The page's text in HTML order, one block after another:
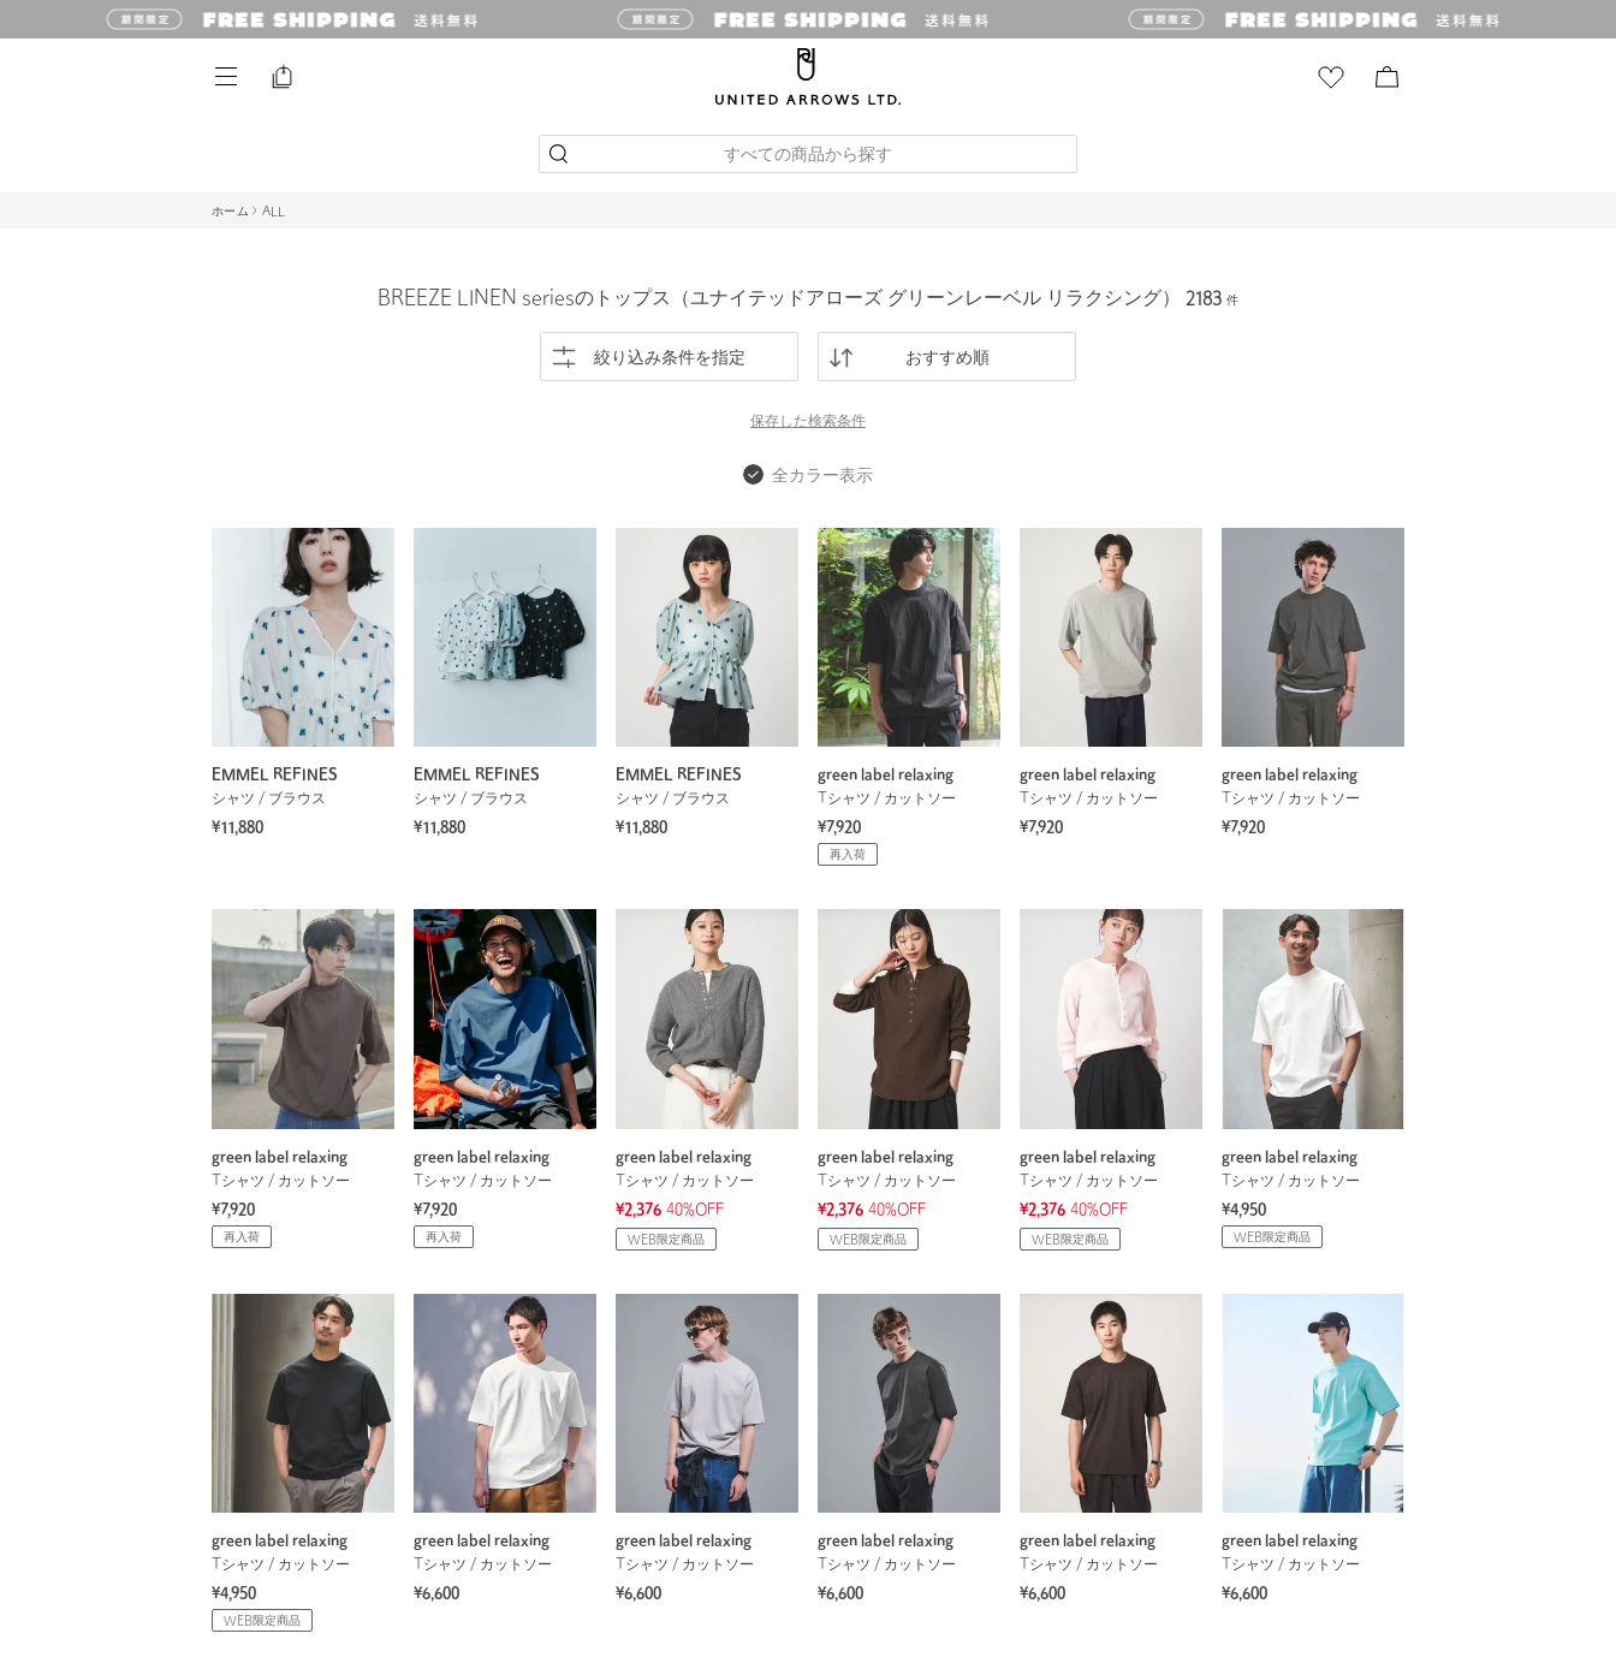
すべての商品から探す
ホーム ALL
BREEZE LINEN seriesのトップス（ユナイテッドアローズ グリーンレーベル リラクシング） 2183 件
絞り込み条件を指定 おすすめ順
保存した検索条件
全カラー表示
EMMEL REFINES
シャツ / ブラウス
¥11,880
EMMEL REFINES
シャツ / ブラウス
¥11,880
EMMEL REFINES
シャツ / ブラウス
¥11,880
green label relaxing
Tシャツ / カットソー
¥7,920
再入荷
green label relaxing
Tシャツ / カットソー
¥7,920
green label relaxing
Tシャツ / カットソー
¥7,920
green label relaxing
Tシャツ / カットソー
¥7,920
再入荷
green label relaxing
Tシャツ / カットソー
¥7,920
再入荷
green label relaxing
Tシャツ / カットソー
¥2,376 40%OFF
WEB限定商品
green label relaxing
Tシャツ / カットソー
¥2,376 40%OFF
WEB限定商品
green label relaxing
Tシャツ / カットソー
¥2,376 40%OFF
WEB限定商品
green label relaxing
Tシャツ / カットソー
¥4,950
WEB限定商品
green label relaxing
Tシャツ / カットソー
¥4,950
WEB限定商品
green label relaxing
Tシャツ / カットソー
¥6,600
green label relaxing
Tシャツ / カットソー
¥6,600
green label relaxing
Tシャツ / カットソー
¥6,600
green label relaxing
Tシャツ / カットソー
¥6,600
green label relaxing
Tシャツ / カットソー
¥6,600